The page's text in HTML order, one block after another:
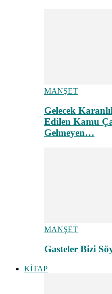
MANŞET
Gelecek
Edilen Kamu
Gelmeyen…
MANŞET
Gasteler Bizi
KİTAP